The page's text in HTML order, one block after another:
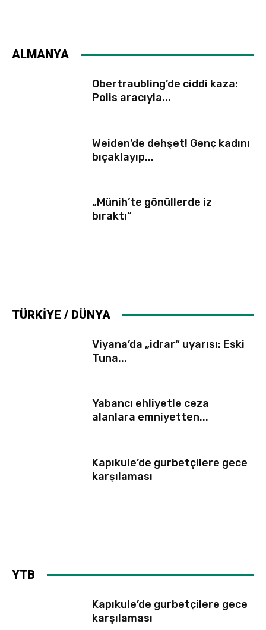
ALMANYA
Obertraubling’de ciddi kaza:
Polis aracıyla...
Weiden’de dehşet! Genç kadını
bıçaklayıp...
„Münih’te gönüllerde iz
bıraktı“
TÜRKİYE / DÜNYA
Viyana’da „idrar“ uyarısı: Eski
Tuna...
Yabancı ehliyetle ceza
alanlara emniyetten...
Kapıkule’de gurbetçilere gece
karşılaması
YTB
Kapıkule’de gurbetçilere gece
karşılaması